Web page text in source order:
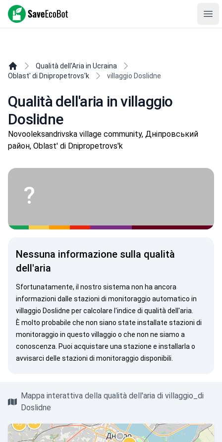
SaveEcoBot
Qualità dell'Aria in Ucraina
Oblast' di Dnipropetrovs'k
villaggio Doslidne
Qualità dell'aria in villaggio
Doslidne
Novooleksandrivska village community, Дніпровський
район, Oblast' di Dnipropetrovs'k
?
Nessuna informazione sulla qualità
dell'aria
Sfortunatamente, il nostro sistema non ha ancora
informazioni dalle stazioni di monitoraggio automatico in
villaggio Doslidne per calcolare l'indice di qualità dell'aria.
È molto probabile che non siano state installate stazioni di
monitoraggio in questo villaggio o che non ne siamo a
conoscenza. Puoi acquistare una stazione e installarla o
avvisarci delle stazioni di monitoraggio disponibili.
Mappa interattiva della qualità dell'aria di villaggio_di
Doslidne